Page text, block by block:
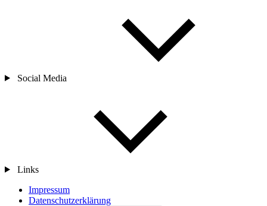
Social Media
Links
Impressum
Datenschutzerklärung